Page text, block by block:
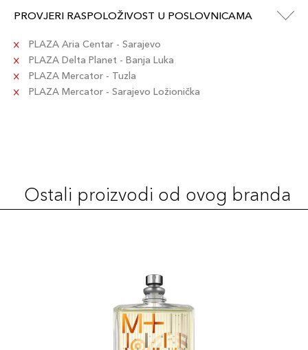
PROVJERI RASPOLOŽIVOST U POSLOVNICAMA
PLAZA Aria Centar - Sarajevo
PLAZA Delta Planet - Banja Luka
PLAZA Mercator - Tuzla
PLAZA Mercator - Sarajevo Ložionička
Ostali proizvodi od ovog branda